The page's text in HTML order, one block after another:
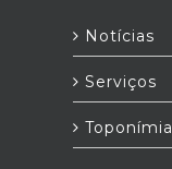
Notícias
Serviços
Toponímia